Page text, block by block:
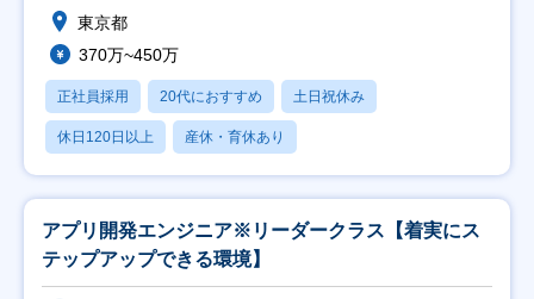
東京都
370万~450万
正社員採用 20代におすすめ 土日祝休み
休日120日以上 産休・育休あり
アプリ開発エンジニア※リーダークラス【着実にス
テップアップできる環境】